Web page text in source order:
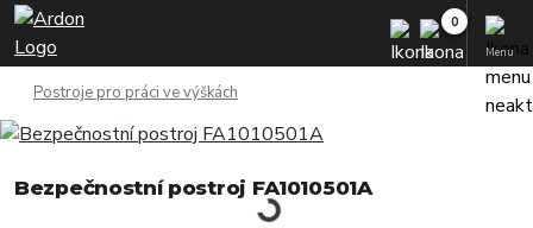
Menu
Postroje pro práci ve výškách
Bezpečnostní postroj FA1010501A